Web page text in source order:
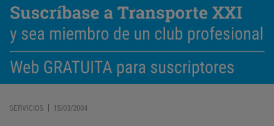
SERVICIOS | 15/03/2004